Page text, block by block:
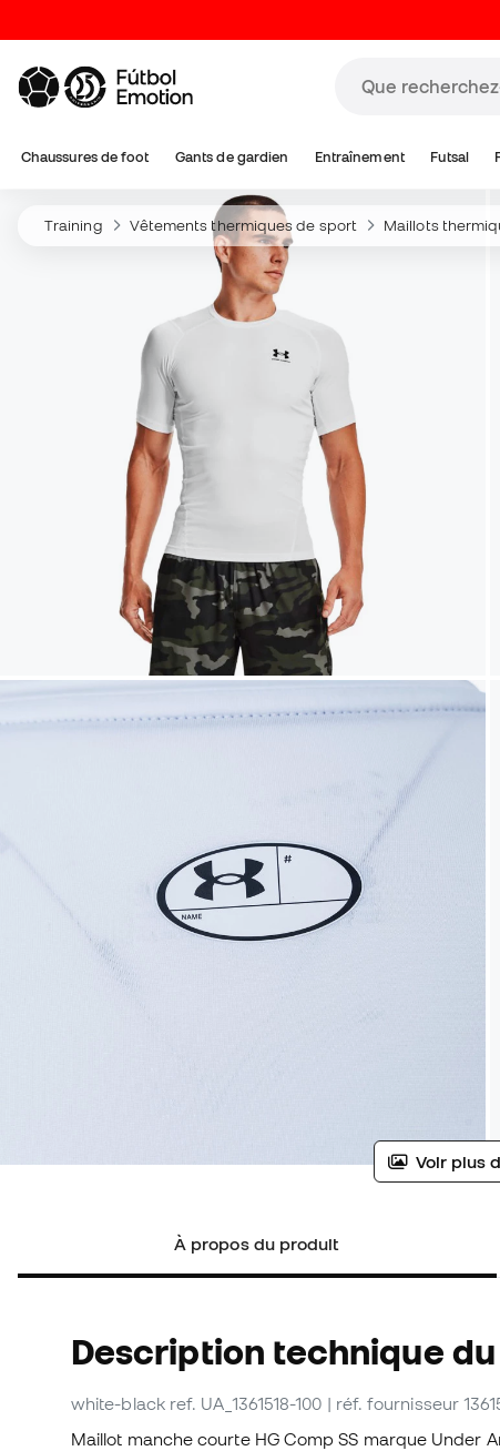
Chaussures de foot Gants de gardien Entraînement Futsal
Training Vêtements thermiques de sport Maillots
Voir plus
À propos du produit
Description technique
white-black ref. UA_1361518-100 | réf. fournisseur
Maillot manche courte HG Comp SS marque Under